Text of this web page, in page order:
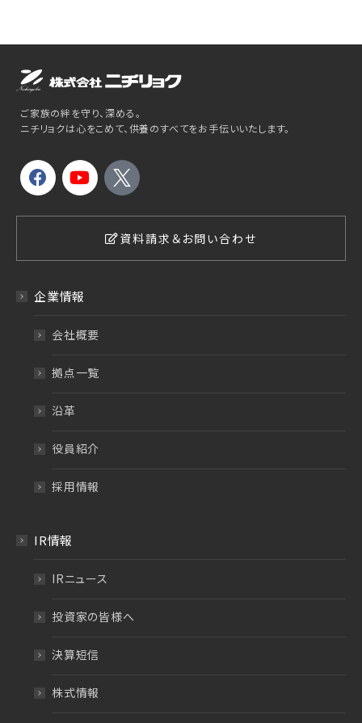
ご家族の絆を守り、深める。
ニチリョクは心をこめて、供養のすべてをお手伝いいたします。
資料請求＆お問い合わせ
企業情報
会社概要
拠点一覧
沿革
役員紹介
採用情報
IR情報
IRニュース
投資家の皆様へ
決算短信
株式情報